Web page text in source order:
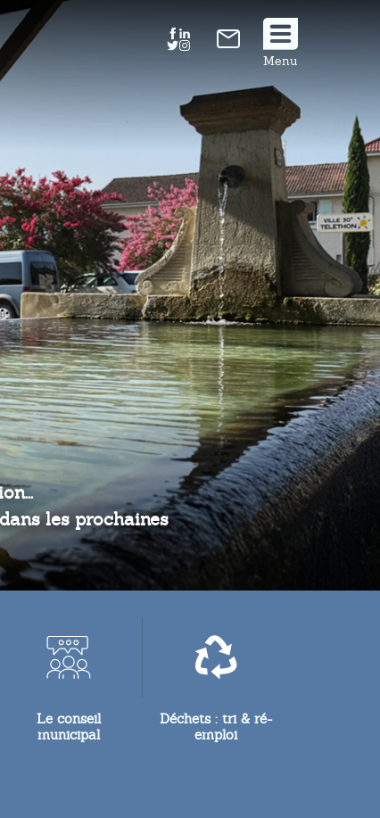
Suivez Menu
les prochaines
Le conseil
municipal
Déchets : tri & ré-
emploi